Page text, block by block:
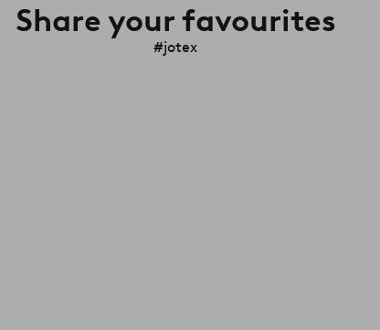
Share your favourites
#jotex